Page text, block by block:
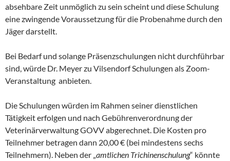
absehbare Zeit unmöglich zu sein scheint und diese Schulung
eine zwingende Voraussetzung für die Probenahme durch den
Jäger darstellt.
Bei Bedarf und solange Präsenzschulungen nicht durchführbar
sind, würde Dr. Meyer zu Vilsendorf Schulungen als Zoom-
Veranstaltung anbieten.
Die Schulungen würden im Rahmen seiner dienstlichen
Tätigkeit erfolgen und nach Gebührenverordnung der
Veterinärverwaltung GOVV abgerechnet. Die Kosten pro
Teilnehmer betragen dann 20,00 € (bei mindestens sechs
Teilnehmern). Neben der „amtlichen Trichinenschulung“ könnte